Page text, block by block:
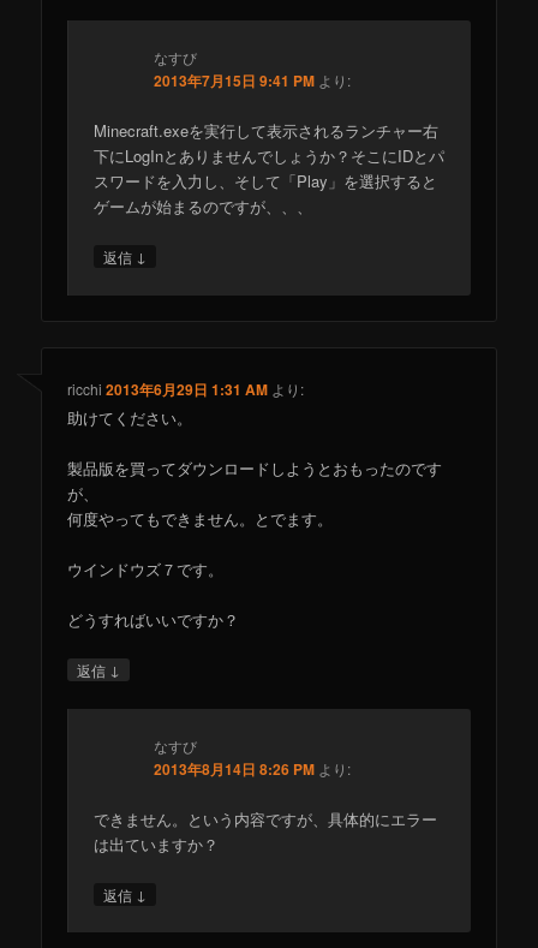
なすび
2013年7月15日 9:41 PM より:
Minecraft.exeを実行して表示されるランチャー右
下にLogInとありませんでしょうか？そこにIDとパ
スワードを入力し、そして「Play」を選択すると
ゲームが始まるのですが、、、
返信 ↓
ricchi 2013年6月29日 1:31 AM より:
助けてください。
製品版を買ってダウンロードしようとおもったのです
が、
何度やってもできません。とでます。
ウインドウズ７です。
どうすればいいですか？
返信 ↓
なすび
2013年8月14日 8:26 PM より:
できません。という内容ですが、具体的にエラー
は出ていますか？
返信 ↓